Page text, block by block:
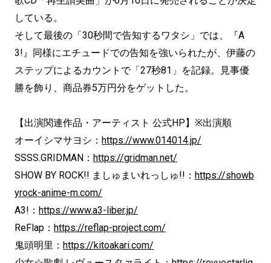
している。
そして最後の「30秒間で告知するワタシ」では、『A
3!』同様にエチュードでの告知を強いられたが、伊藤の
ステップによるカウントで「27秒81」を記録。見事優
勝を飾り、商品券5万円分をゲットした。
【出演関連作品・アーティスト 公式HP】※出演順
オーイシマサヨシ： https://www.014014.jp/
SSSS.GRIDMAN： https://gridman.net/
SHOW BY ROCK!! ましゅまいれっしゅ!!： https://showb
yrock-anime-m.com/
A3!： https://www.a3-liber.jp/
ReFlap： https://reflap-project.com/
鬼頭明里： https://kitoakari.com/